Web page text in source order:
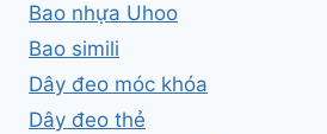
Bao nhựa Uhoo
Bao simili
Dây đeo móc khóa
Dây đeo thẻ